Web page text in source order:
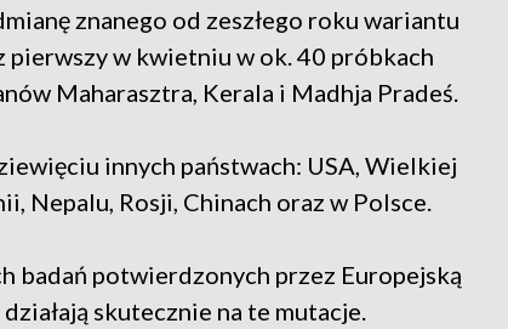
znanego od zeszłego roku wariantu
pierwszy w kwietniu w ok. 40 próbkach
Maharasztra, Kerala i Madhja Pradeś.
innych państwach: USA, Wielkiej
Nepalu, Rosji, Chinach oraz w Polsce.
badań potwierdzonych przez Europejską
skutecznie na te mutacje.